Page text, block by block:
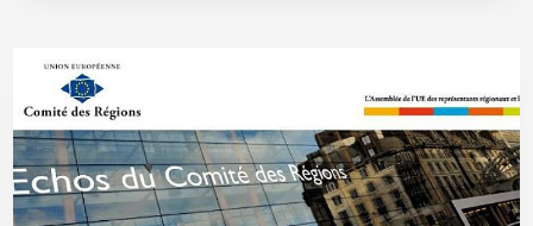
30 Jan 2014 - Réf: BW12477